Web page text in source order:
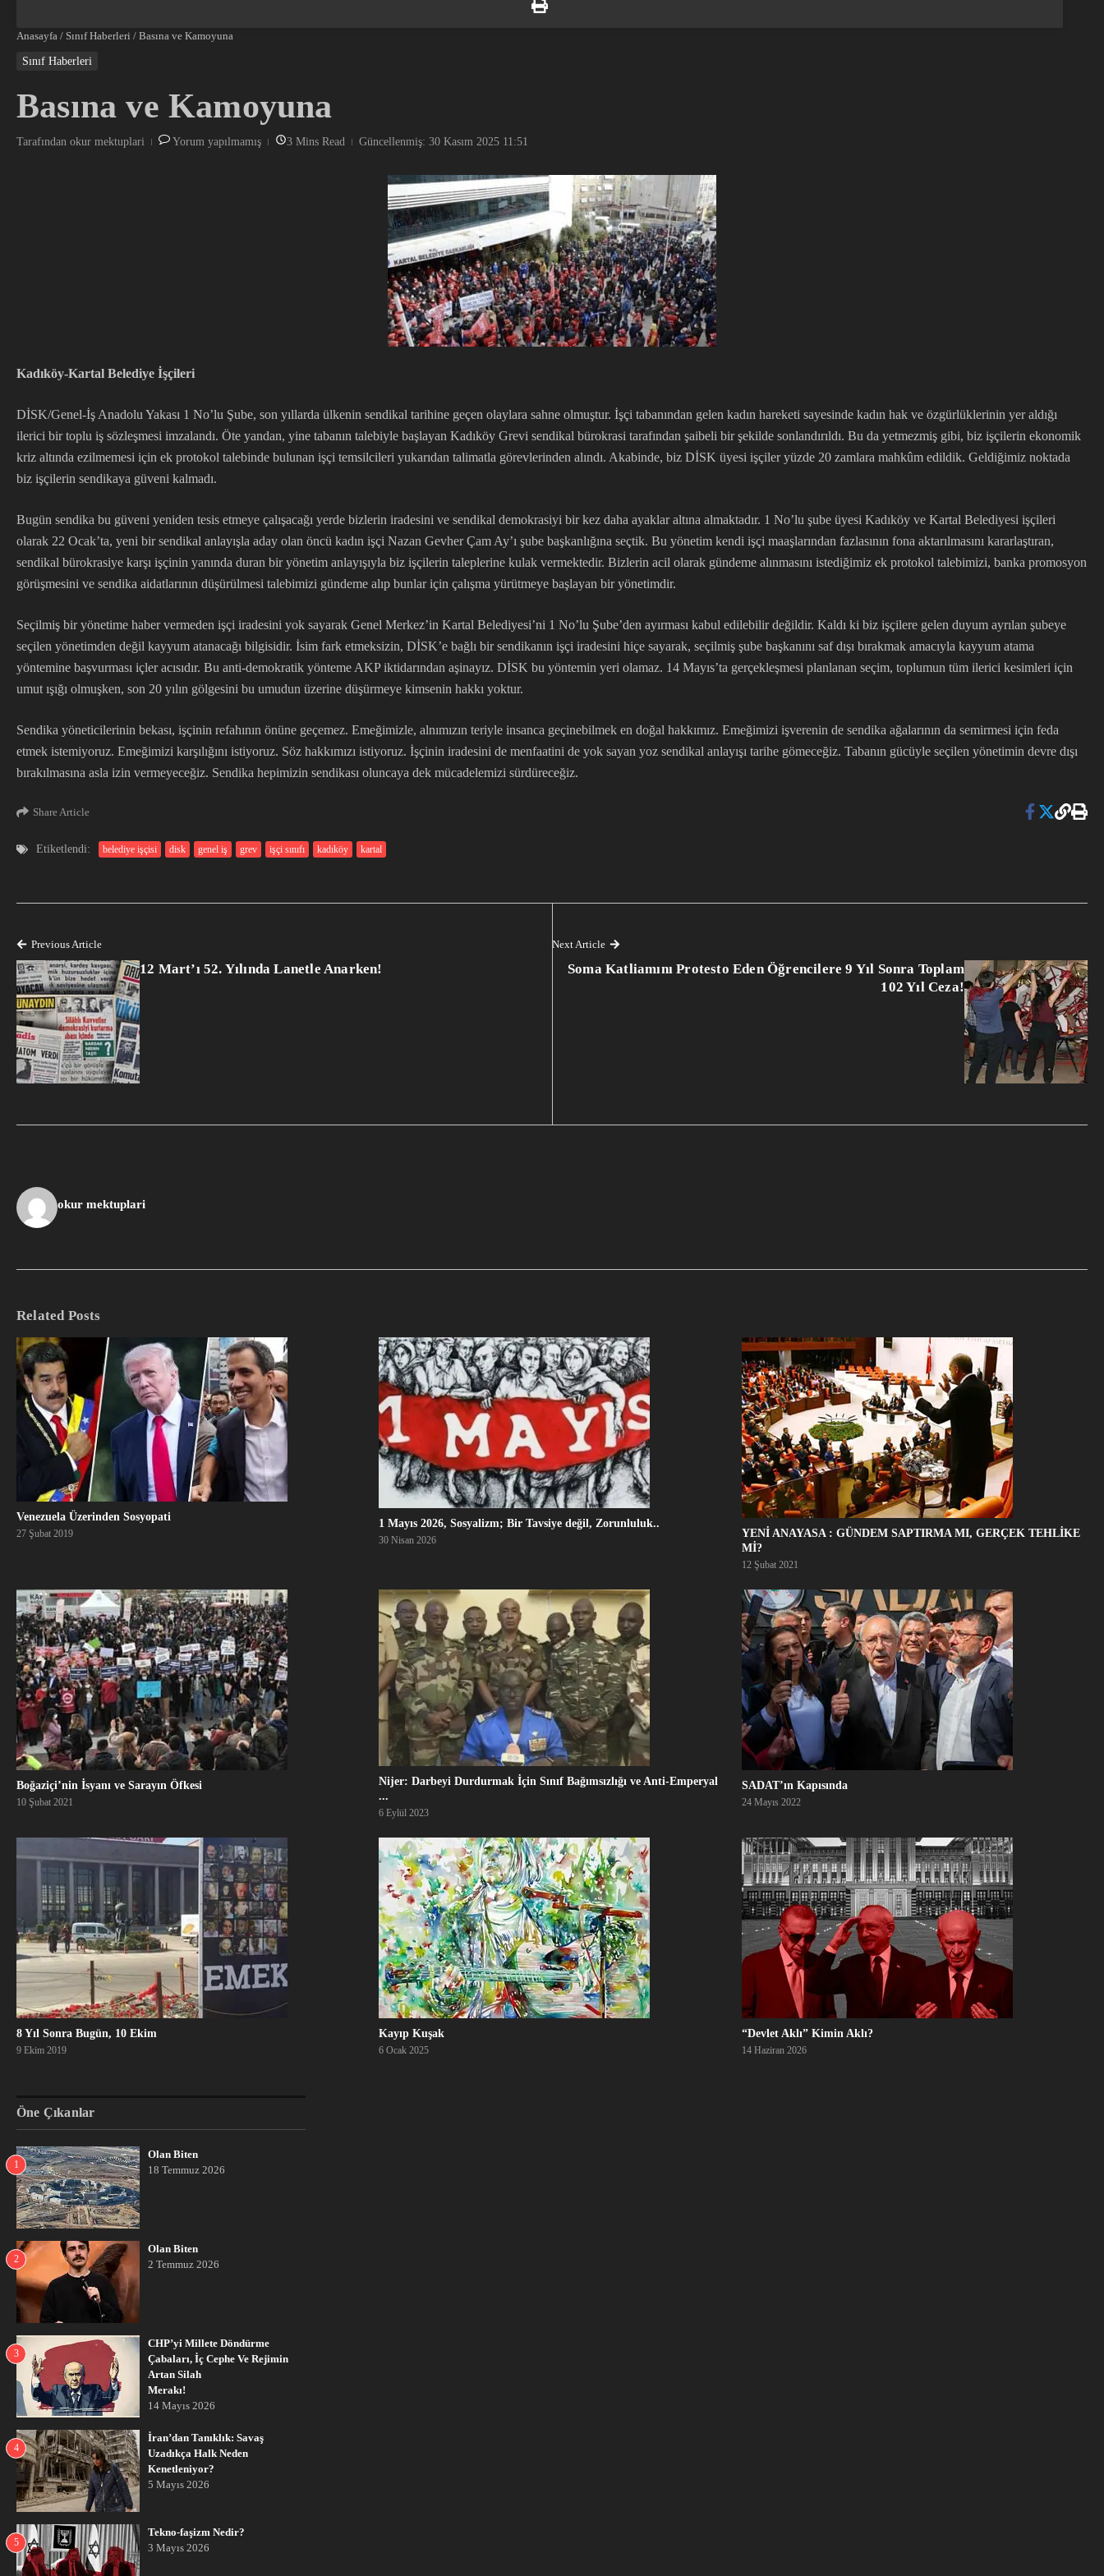
Anasayfa / Sınıf Haberleri / Basına ve Kamoyuna
Sınıf Haberleri
Basına ve Kamoyuna
Tarafından okur mektuplari Yorum yapılmamış 3 Mins Read Güncellenmiş: 30 Kasım 2025 11:51
Kadıköy-Kartal Belediye İşçileri
DİSK/Genel-İş Anadolu Yakası 1 No’lu Şube, son yıllarda ülkenin sendikal tarihine geçen olaylara sahne olmuştur. İşçi tabanından gelen kadın hareketi sayesinde kadın hak ve özgürlüklerinin yer aldığı
ilerici bir toplu iş sözleşmesi imzalandı. Öte yandan, yine tabanın talebiyle başlayan Kadıköy Grevi sendikal bürokrasi tarafından şaibeli bir şekilde sonlandırıldı. Bu da yetmezmiş gibi, biz işçilerin ekonomik
kriz altında ezilmemesi için ek protokol talebinde bulunan işçi temsilcileri yukarıdan talimatla görevlerinden alındı. Akabinde, biz DİSK üyesi işçiler yüzde 20 zamlara mahkûm edildik. Geldiğimiz noktada
biz işçilerin sendikaya güveni kalmadı.
Bugün sendika bu güveni yeniden tesis etmeye çalışacağı yerde bizlerin iradesini ve sendikal demokrasiyi bir kez daha ayaklar altına almaktadır. 1 No’lu şube üyesi Kadıköy ve Kartal Belediyesi işçileri
olarak 22 Ocak’ta, yeni bir sendikal anlayışla aday olan öncü kadın işçi Nazan Gevher Çam Ay’ı şube başkanlığına seçtik. Bu yönetim kendi işçi maaşlarından fazlasının fona aktarılmasını kararlaştıran,
sendikal bürokrasiye karşı işçinin yanında duran bir yönetim anlayışıyla biz işçilerin taleplerine kulak vermektedir. Bizlerin acil olarak gündeme alınmasını istediğimiz ek protokol talebimizi, banka promosyon
görüşmesini ve sendika aidatlarının düşürülmesi talebimizi gündeme alıp bunlar için çalışma yürütmeye başlayan bir yönetimdir.
Seçilmiş bir yönetime haber vermeden işçi iradesini yok sayarak Genel Merkez’in Kartal Belediyesi’ni 1 No’lu Şube’den ayırması kabul edilebilir değildir. Kaldı ki biz işçilere gelen duyum ayrılan şubeye
seçilen yönetimden değil kayyum atanacağı bilgisidir. İsim fark etmeksizin, DİSK’e bağlı bir sendikanın işçi iradesini hiçe sayarak, seçilmiş şube başkanını saf dışı bırakmak amacıyla kayyum atama
yöntemine başvurması içler acısıdır. Bu anti-demokratik yönteme AKP iktidarından aşinayız. DİSK bu yöntemin yeri olamaz. 14 Mayıs’ta gerçekleşmesi planlanan seçim, toplumun tüm ilerici kesimleri için
umut ışığı olmuşken, son 20 yılın gölgesini bu umudun üzerine düşürmeye kimsenin hakkı yoktur.
Sendika yöneticilerinin bekası, işçinin refahının önüne geçemez. Emeğimizle, alnımızın teriyle insanca geçinebilmek en doğal hakkımız. Emeğimizi işverenin de sendika ağalarının da semirmesi için feda
etmek istemiyoruz. Emeğimizi karşılığını istiyoruz. Söz hakkımızı istiyoruz. İşçinin iradesini de menfaatini de yok sayan yoz sendikal anlayışı tarihe gömeceğiz. Tabanın gücüyle seçilen yönetimin devre dışı
bırakılmasına asla izin vermeyeceğiz. Sendika hepimizin sendikası oluncaya dek mücadelemizi sürdüreceğiz.
Share Article
Etiketlendi: belediye işçisi disk genel iş grev işçi sınıfı kadıköy kartal
Previous Article
12 Mart’ı 52. Yılında Lanetle Anarken!
Next Article
Soma Katliamını Protesto Eden Öğrencilere 9 Yıl Sonra Toplam
102 Yıl Ceza!
okur mektuplari
Related Posts
Venezuela Üzerinden Sosyopati
27 Şubat 2019
1 Mayıs 2026, Sosyalizm; Bir Tavsiye değil, Zorunluluk..
30 Nisan 2026
YENİ ANAYASA : GÜNDEM SAPTIRMA MI, GERÇEK TEHLİKE
Mİ?
12 Şubat 2021
Boğaziçi’nin İsyanı ve Sarayın Öfkesi
10 Şubat 2021
Nijer: Darbeyi Durdurmak İçin Sınıf Bağımsızlığı ve Anti-Emperyal
...
6 Eylül 2023
SADAT’ın Kapısında
24 Mayıs 2022
8 Yıl Sonra Bugün, 10 Ekim
9 Ekim 2019
Kayıp Kuşak
6 Ocak 2025
“Devlet Aklı” Kimin Aklı?
14 Haziran 2026
Öne Çıkanlar
1
Olan Biten
18 Temmuz 2026
2
Olan Biten
2 Temmuz 2026
3
CHP’yi Millete Döndürme
Çabaları, İç Cephe Ve Rejimin
Artan Silah
Merakı!
14 Mayıs 2026
4
İran’dan Tanıklık: Savaş
Uzadıkça Halk Neden
Kenetleniyor?
5 Mayıs 2026
5
Tekno-faşizm Nedir?
3 Mayıs 2026